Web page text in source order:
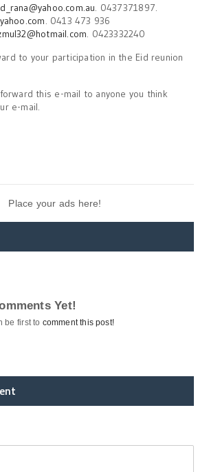
. 0437371897.
. 0413 473 936
. 0423332240
to your participation in the Eid reunion
this e-mail to anyone you think
e-mail.
Place your ads here!
Yet!
be first to comment this post!